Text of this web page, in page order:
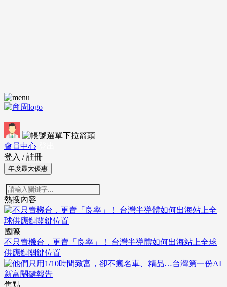
會員中心
登入 / 註冊
年度最大優惠
熱搜內容
國際
不只賣機台，更賣「良率」！ 台灣半導體如何出海站上全球
供應鏈關鍵位置
焦點